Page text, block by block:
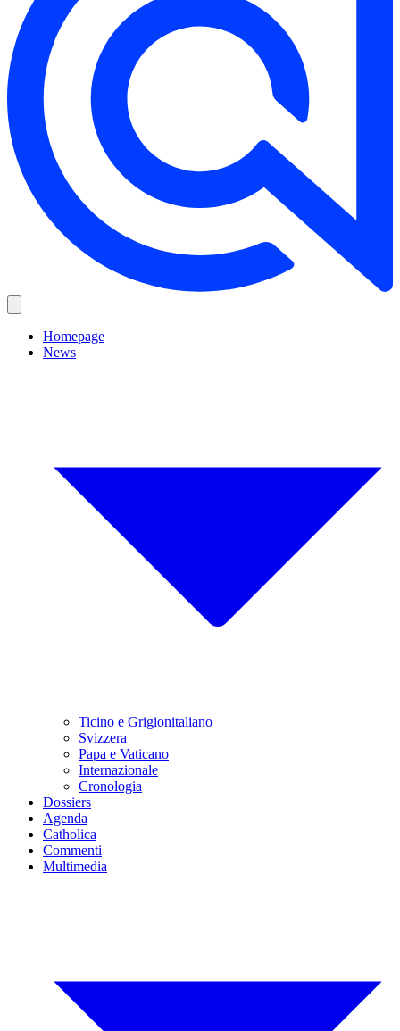
Homepage
News
Ticino e Grigionitaliano
Svizzera
Papa e Vaticano
Internazionale
Cronologia
Dossiers
Agenda
Catholica
Commenti
Multimedia